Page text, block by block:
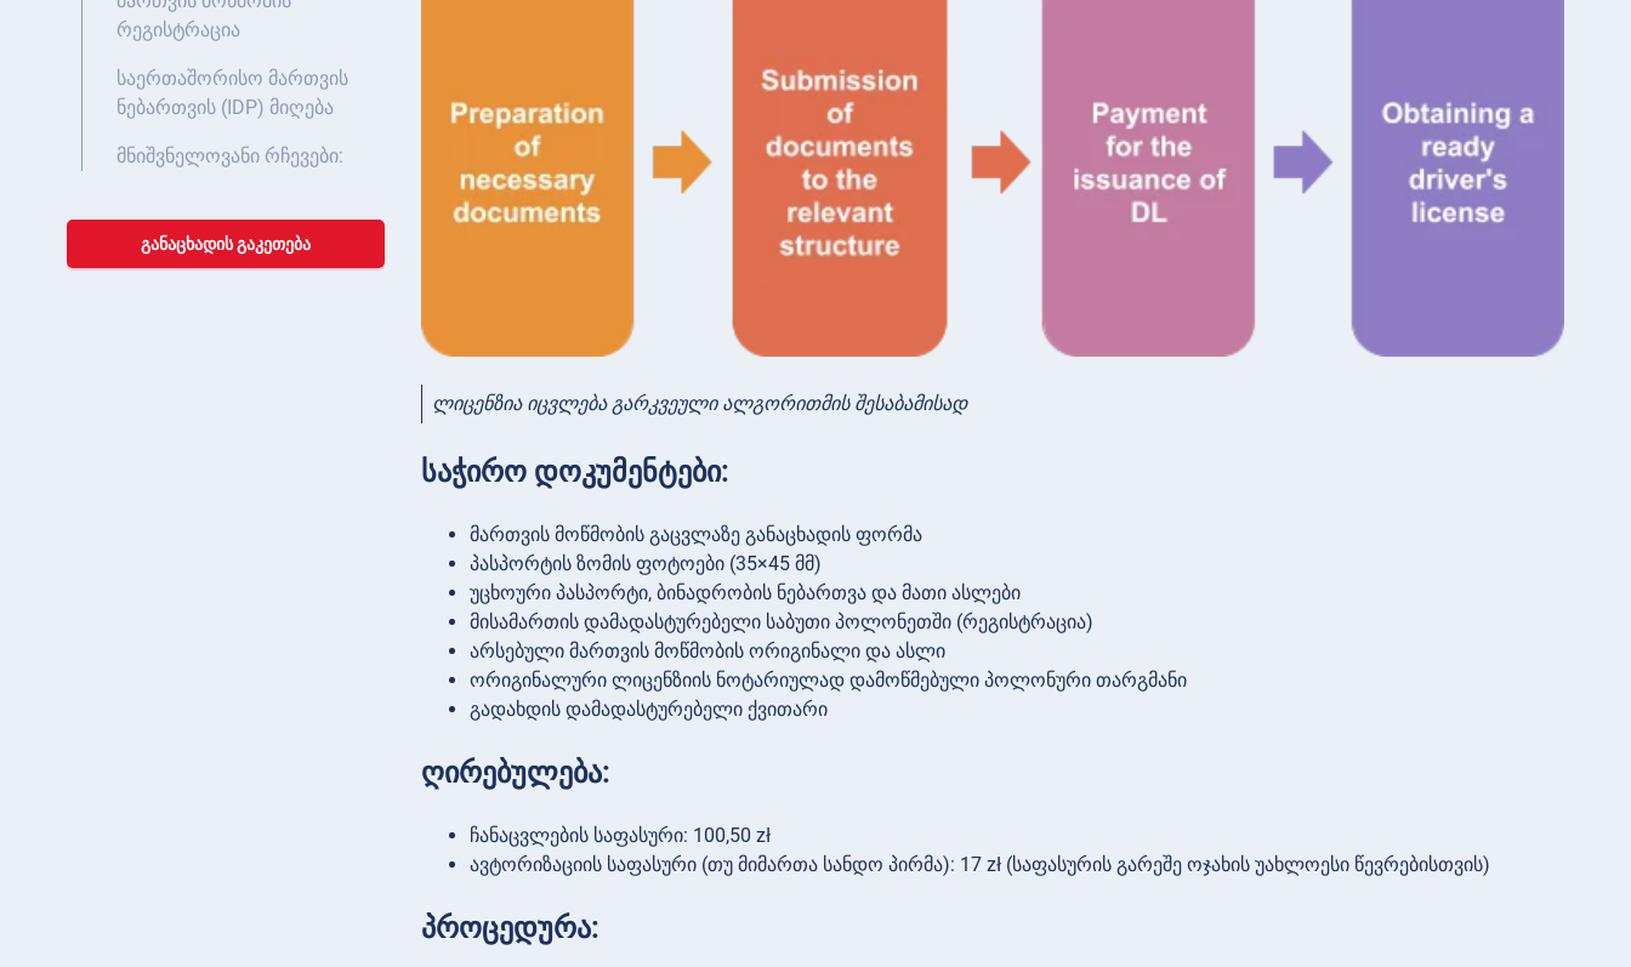
რეგისტრაცია
საერთაშორისო მართვის
ნებართვის (IDP) მიღება
მნიშვნელოვანი რჩევები:
ᲒᲐᲜᲐᲪᲮᲐᲓᲘᲡ ᲒᲐᲙᲔᲗᲔᲑᲐ
ლიცენზია იცვლება გარკვეული ალგორითმის შესაბამისად
საჭირო დოკუმენტები:
მართვის მოწმობის გაცვლაზე განაცხადის ფორმა
პასპორტის ზომის ფოტოები (35×45 მმ)
უცხოური პასპორტი, ბინადრობის ნებართვა და მათი ასლები
მისამართის დამადასტურებელი საბუთი პოლონეთში (რეგისტრაცია)
არსებული მართვის მოწმობის ორიგინალი და ასლი
ორიგინალური ლიცენზიის ნოტარიულად დამოწმებული პოლონური თარგმანი
გადახდის დამადასტურებელი ქვითარი
ღირებულება:
ჩანაცვლების საფასური: 100,50 zł
ავტორიზაციის საფასური (თუ მიმართა სანდო პირმა): 17 zł (საფასურის გარეშე ოჯახის უახლოესი წევრებისთვის)
პროცედურა: